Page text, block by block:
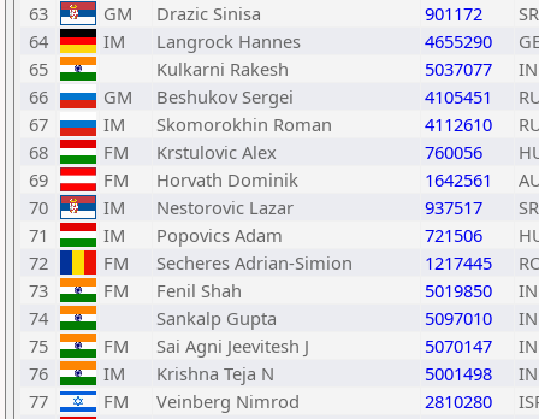
63
GM Drazic Sinisa 901172
64
IM Langrock Hannes 4655290
65
Kulkarni Rakesh 5037077
66
GM Beshukov Sergei 4105451
67
IM Skomorokhin Roman 4112610
68
FM Krstulovic Alex 760056
69
FM Horvath Dominik 1642561
70
IM Nestorovic Lazar 937517
71
IM Popovics Adam 721506
72
FM Secheres Adrian-Simion 1217445
73
FM Fenil Shah 5019850
74
Sankalp Gupta 5097010
75
FM Sai Agni Jeevitesh J 5070147
76
IM Krishna Teja N 5001498
77
FM Veinberg Nimrod 2810280